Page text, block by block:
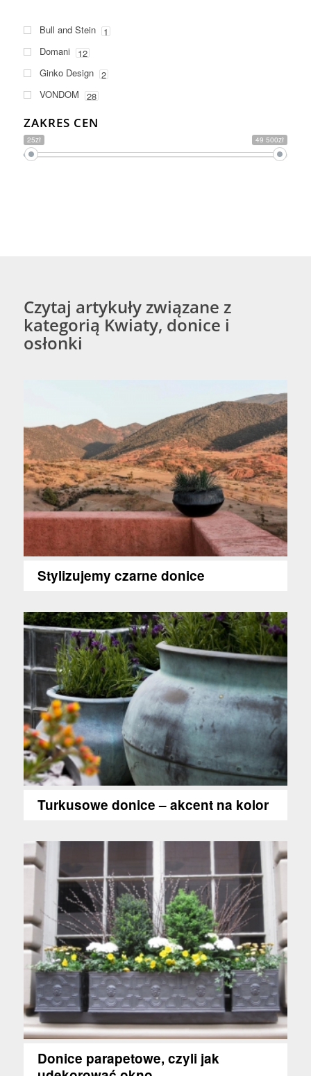
Bull and Stein 1
Domani
12
Ginko Design 2
VONDOM
28
ZAKRES CEN
25zł 49 500zł
Czytaj artykuły związane z
kategorią Kwiaty, donice i
osłonki
Stylizujemy czarne donice
Turkusowe donice – akcent na kolor
Donice parapetowe, czyli jak